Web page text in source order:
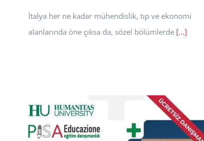
İtalya her ne kadar mühendislik, tıp ve ekonomi
alanlarında öne çıksa da, sözel bölümlerde [...]